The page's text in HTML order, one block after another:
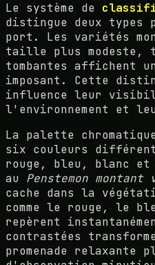
Le système de
distingue deux types
port. Les variétés
taille plus modeste,
tombantes affichent
imposant. Cette
influence leur
l'environnement et
La palette
six couleurs
rouge, bleu, blanc et
au Penstemon montant
cache dans la
comme le rouge, le
repèrent
contrastées
promenade relaxante